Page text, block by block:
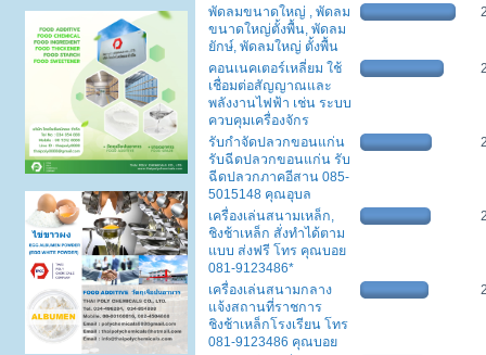
พัดลมขนาดใหญ่ , พัดลม
ขนาดใหญ่ตั้งพื้น, พัดลม
ยักษ์, พัดลมใหญ่ ตั้งพื้น
คอนเนคเตอร์เหลี่ยม ใช้
เชื่อมต่อสัญญาณและ
พลังงานไฟฟ้า เช่น ระบบ
ควบคุมเครื่องจักร
รับกำจัดปลวกขอนแก่น
รับฉีดปลวกขอนแก่น รับ
ฉีดปลวกภาคอีสาน 085-
5015148 คุณอุบล
เครื่องเล่นสนามเหล็ก,
ชิงช้าเหล็ก สั่งทำได้ตาม
แบบ ส่งฟรี โทร คุณบอย
081-9123486*
เครื่องเล่นสนามกลาง
แจ้งสถานที่ราชการ
ชิงช้าเหล็กโรงเรียน โทร
081-9123486 คุณบอย